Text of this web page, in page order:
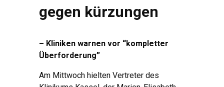
gegen kürzungen
– Kliniken warnen vor “kompletter
Überforderung”
Am Mittwoch hielten Vertreter des